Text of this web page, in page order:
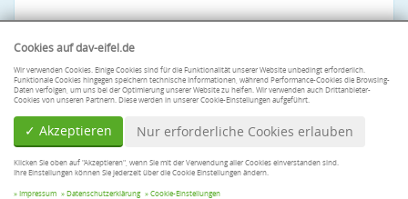
© Sektion Eifel des Deutschen Alpenvereins e. V.
Cookies auf dav-eifel.de
Wir verwenden Cookies. Einige Cookies sind für die Funktionalität unserer Website unbedingt erforderlich.
Funktionale Cookies hingegen speichern technische Informationen, während Performance-Cookies die Browsing-
Daten verfolgen, um uns bei der Optimierung unserer Website zu helfen. Wir verwenden auch Drittanbieter-
Cookies von unseren Partnern. Diese werden in unserer Cookie-Einstellungen aufgeführt.
✓ Akzeptieren Nur erforderliche Cookies erlauben
Klicken Sie oben auf "Akzeptieren", wenn Sie mit der Verwendung aller Cookies einverstanden sind.
Ihre Einstellungen können Sie jederzeit über die Cookie Einstellungen ändern.
Impressum Datenschutzerklärung Cookie-Einstellungen